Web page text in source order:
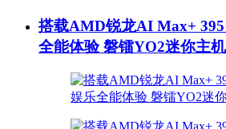
搭载AMD锐龙AI Max+
全能体验 磐镭YO2迷你主